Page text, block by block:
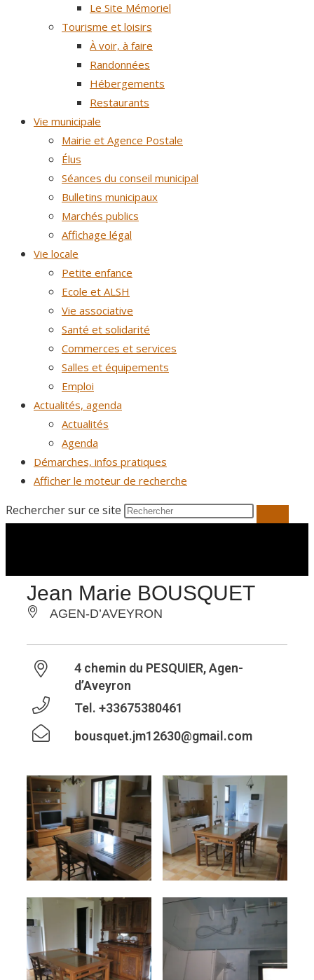
Le Site Mémoriel
Tourisme et loisirs
À voir, à faire
Randonnées
Hébergements
Restaurants
Vie municipale
Mairie et Agence Postale
Élus
Séances du conseil municipal
Bulletins municipaux
Marchés publics
Affichage légal
Vie locale
Petite enfance
Ecole et ALSH
Vie associative
Santé et solidarité
Commerces et services
Salles et équipements
Emploi
Actualités, agenda
Actualités
Agenda
Démarches, infos pratiques
Afficher le moteur de recherche
Rechercher sur ce site
Jean Marie BOUSQUET
AGEN-D’AVEYRON
4 chemin du PESQUIER, Agen-
d’Aveyron
Tel. +33675380461
bousquet.jm12630@gmail.com